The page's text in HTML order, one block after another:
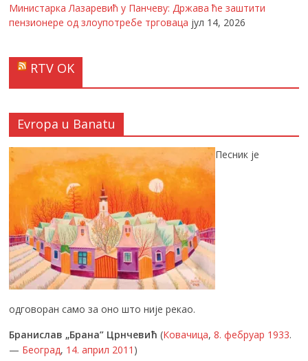
Министарка Лазаревић у Панчеву: Држава ће заштити
пензионере од злоупотребе трговаца јул 14, 2026
RTV OK
Evropa u Banatu
Песник је
одговоран само за оно што није рекао.
Бранислав „Брана” Црнчевић (Ковачица,8. фебруар 1933.
— Београд, 14. април 2011 )